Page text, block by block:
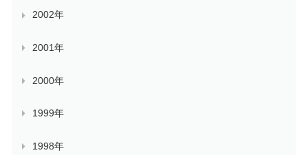
2002年
2001年
2000年
1999年
1998年